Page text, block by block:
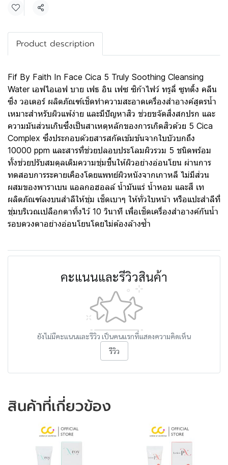
แชร์
Product description
Fif By Faith In Face Cica 5 Truly Soothing Cleansing
Water เอฟไอเอฟ บาย เฟธ อิน เฟซ ซิก้าไฟว์ ทรูลี่ ซูทติ้ง คลีน
ซิ่ง วอเตอร์ ผลิตภัณฑ์เช็ดทำความสะอาดเครื่องสำอางค์สูตรน้ำ
เหมาะสำหรับผิวแพ้ง่าย และมีปัญหาสิว ช่วยขจัดสิ่งสกปรก และ
ความมันส่วนเกินซึ่งเป็นสาเหตุหลักของการเกิดสิวด้วย 5 Cica
Complex ซึ่งประกอบด้วยสารสกัดเข้มข้นจากใบบัวบกถึง
10000 ppm และสารที่ช่วยปลอบประโลมผิวรวม 5 ชนิดพร้อม
ทั้งช่วยปรับสมดุลเติมความชุ่มชื้นให้ผิวอย่างอ่อนโยน ผ่านการ
ทดสอบการระคายเคืองโดยแพทย์ผิวหนังจากเกาหลี ไม่มีส่วน
ผสมของพาราเบน แอลกอฮอลล์ น้ำมันแร่ น้ำหอม และสี เท
ผลิตภัณฑ์ลงบนสำลีให้ชุ่ม เช็ดเบาๆ ให้ทั่วใบหน้า หรือแปะสำลีที่
ชุ่มบริเวณเปลือกตาทิ้งไว้ 10 วินาที เพื่อเช็ดเครื่องสำอางค์กันน้ำ
รอบดวงตาอย่างอ่อนโยนโดยไม่ต้องล้างซ้ำ
คะแนนและรีวิวสินค้า
ยังไม่มีคะแนนและรีวิว เป็นคนแรกที่แสดงความคิดเห็น
รีวิว
สินค้าที่เกี่ยวข้อง